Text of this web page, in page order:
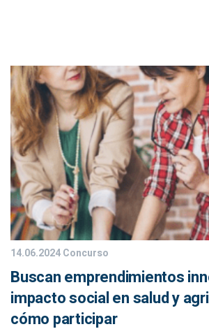
14.06.2024Concurso
Buscan emprendimientos
impacto social en salud y
cómo participar